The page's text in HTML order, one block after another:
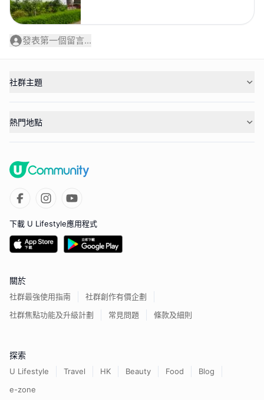
發表第一個留言...
社群主題
熱門地點
下載 U Lifestyle應用程式
關於
社群最強使用指南
社群創作有價企劃
社群焦點功能及升級計劃
常見問題 條款及細則
探索
U Lifestyle Travel HK Beauty Food
Blog
e-zone